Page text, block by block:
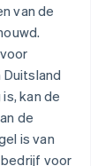
van de
kan de
de
is van
voor